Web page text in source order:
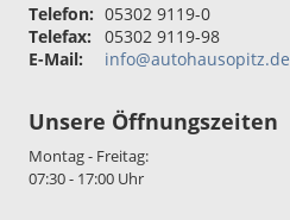
Telefon: 05302 9119-0
Telefax:
05302 9119-98
E-Mail:
info@autohausopitz.de
Unsere Öffnungszeiten
Montag - Freitag:
07:30 - 17:00 Uhr